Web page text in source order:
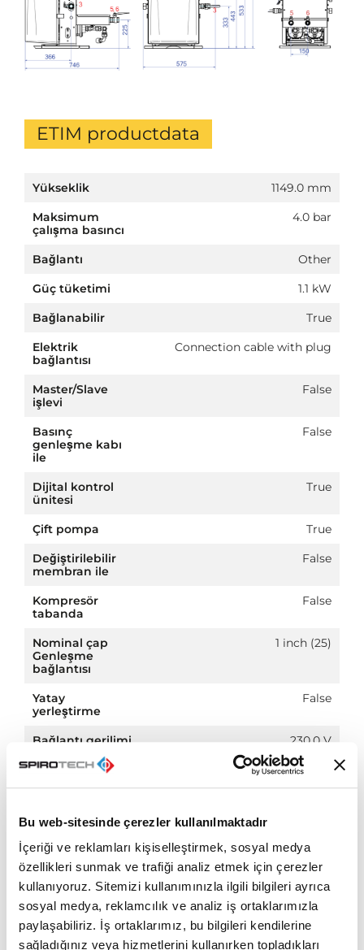
Bu web-sitesinde çerezler kullanılmaktadır
İçeriği ve reklamları kişiselleştirmek, sosyal medya
özellikleri sunmak ve trafiği analiz etmek için çerezler
kullanıyoruz. Sitemizi kullanımınızla ilgili bilgileri ayrıca
sosyal medya, reklamcılık ve analiz iş ortaklarımızla
paylaşabiliriz. İş ortaklarımız, bu bilgileri kendilerine
sağladığınız veya hizmetlerini kullanırken topladıkları
ETIM productdata
Yükseklik
1149.0 mm
Maksimum
çalışma basıncı
4.0 bar
Bağlantı
Other
Güç tüketimi
1.1 kW
Bağlanabilir
True
Elektrik
bağlantısı
Connection cable with plug
Master/Slave
işlevi
False
Basınç
genleşme kabı
ile
False
Dijital kontrol
ünitesi
True
Çift pompa
True
Değiştirilebilir
membran ile
False
Kompresör
tabanda
False
Nominal çap
Genleşme
bağlantısı
1 inch (25)
Yatay
yerleştirme
False
Bağlantı gerilimi
230.0 V
Sıkıştırma sınıfı
PN 10
Indirme
BIM
zip